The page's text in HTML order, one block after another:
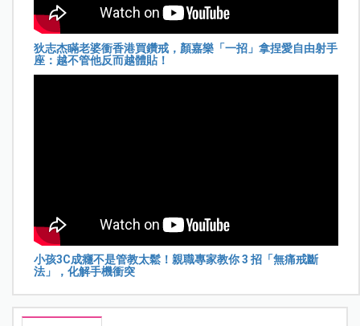
狄志杰瞞老婆衝香港買鑽戒，顏嘉樂「一招」拿捏愛自由射手
座：越不管他反而越體貼！
小孩3C成癮不是管教太鬆！親職專家教你 3 招「無痛戒斷
法」，化解手機衝突